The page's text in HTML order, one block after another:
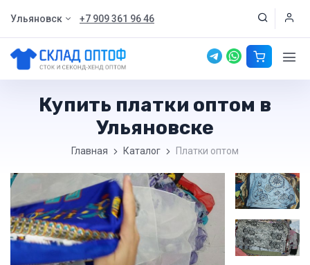
Ульяновск +7 909 361 96 46
Купить платки оптом в
Ульяновске
Главная Каталог Платки оптом